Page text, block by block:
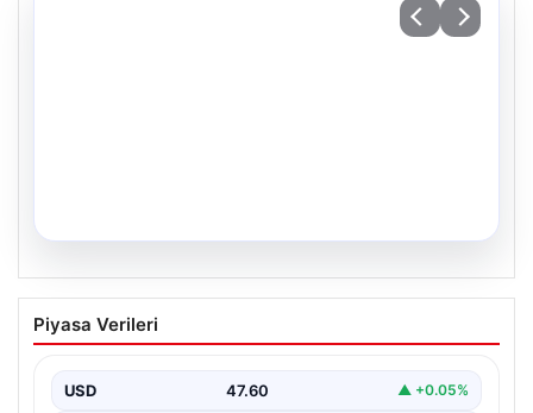
34 Yılın Ardından Gelen Büyük
Mutluluk: İkiz Kızlar Anıtkabir Gezisiyle
Adıyaman'da ikamet eden Abuzer ve Zeynep Yıldırım
Piyasa Verileri
USD 47.60 ▲ +0.05%